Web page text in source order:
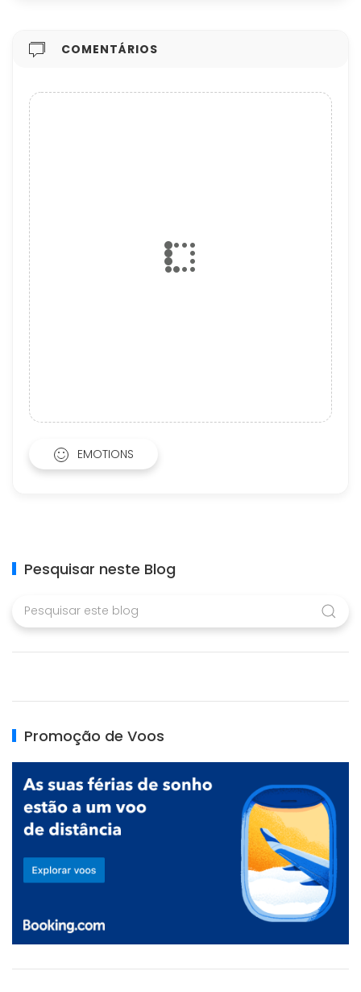
COMENTÁRIOS
EMOTIONS
Pesquisar neste Blog
Promoção de Voos